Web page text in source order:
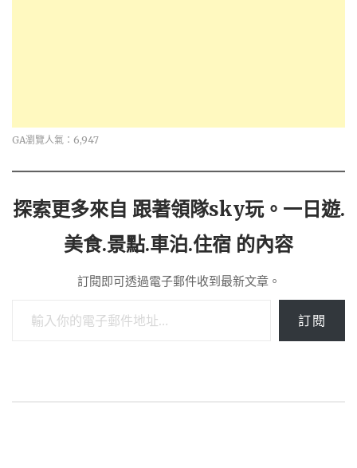
GA瀏覽人氣：6,947
探索更多來自 跟著領隊sky玩。一日遊.
美食.景點.車泊.住宿 的內容
訂閱即可透過電子郵件收到最新文章。
訂閱